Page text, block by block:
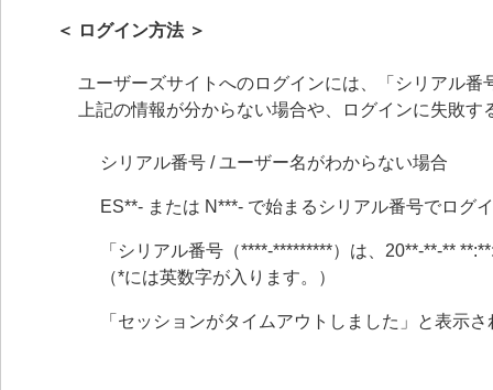
＜ ログイン方法 ＞
ユーザーズサイトへのログインには、「シリアル
上記の情報が分からない場合や、ログインに失敗
シリアル番号 / ユーザー名がわからない場合
ES**- または N***- で始まるシリアル番号でログ
「シリアル番号（****-*********）は、20**-**-**
（*には英数字が入ります。）
「セッションがタイムアウトしました」と表示